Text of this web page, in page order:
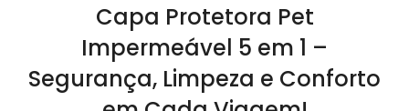
Capa Protetora Pet
Impermeável 5 em 1 –
Segurança, Limpeza e Conforto